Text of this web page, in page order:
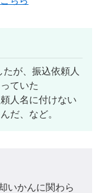
たが、振込依頼人
ていた
人名に付けない
だ、など。
いかんに関わら